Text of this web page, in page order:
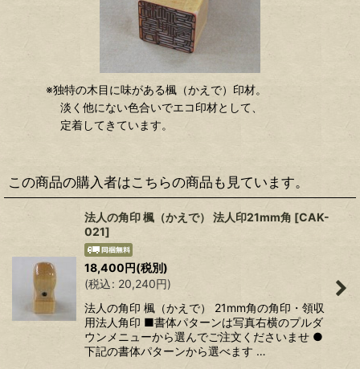
※独特の木目に味がある楓（かえで）印材。
淡く他にない色合いでエコ印材として、
定着してきています。
この商品の購入者はこちらの商品も見ています。
法人の角印 楓（かえで） 法人印21mm角 [CAK-
021]
18,400円(税別)
(税込: 20,240円)
法人の角印 楓（かえで） 21mm角の角印・領収
用法人角印 ■書体パターンは写真右横のプルダ
ウンメニューから選んでご注文くださいませ ●
下記の書体パターンから選べます …